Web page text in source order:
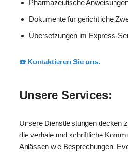
Pharmazeutische Anweisungen
Dokumente für gerichtliche
Übersetzungen im Express-
☎️ Kontaktieren Sie uns.
Unsere Services:
Unsere Dienstleistungen decken
die verbale und schriftliche
Anlässen wie Besprechungen,